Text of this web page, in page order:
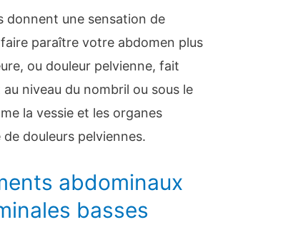
donnent une sensation de
paraître votre abdomen plus
ou douleur pelvienne, fait
niveau du nombril ou sous le
la vessie et les organes
douleurs pelviennes.
abdominaux
basses